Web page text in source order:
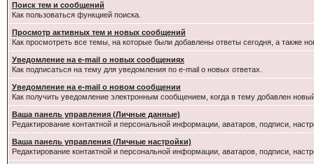
Поиск тем и сообщений
Как пользоваться функцией поиска.
Просмотр активных тем и новых сообщений
Как просмотреть все темы, на которые были добавлены ответы сегодня, а также
Уведомление на e-mail о новых сообщениях
Как подписаться на тему для уведомления по e-mail о новых ответах.
Уведомление на е-mail о новом сообщении
Как получить уведомление электронным сообщением, когда в тему добавлен
Ваша панель управления (Личные данные)
Редактирование контактной и персональной информации, аватаров, подписи,
Ваша панель управления (Личные настройки)
Редактирование контактной и персональной информации, аватаров, подписи,